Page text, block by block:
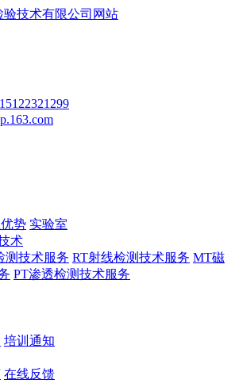
势 实验室
术
测技术服务 RT射线检测技术服务 MT磁
PT渗透检测技术服务
培训通知
在线反馈